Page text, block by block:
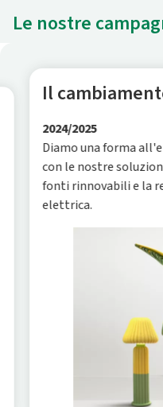
Le nostre
Il
2024/2025
Diamo una forma
con le nostre
fonti rinnovabili e la
elettrica.